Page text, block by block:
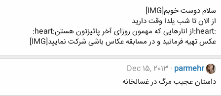
سلام دوست خوبم[IMG]
از الان تا شب یلدا وقت دارید
:heart:از انارهایی که مهمون روزای آخر پائیزتون هستن:heart:
عکس تهیه فرمائید و در مسابقه عکاس باشی شرکت نمایید[IMG]
parmehr
Dec 15, 2013
داستان عجیب مرگ در غسالخانه